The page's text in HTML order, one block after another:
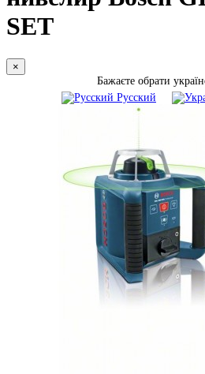
SET
×
Бажаєте обрати
Русский